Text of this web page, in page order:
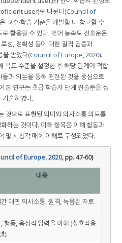
user)로 나뉜다(Council of
교수·학습 기준을 개발할 때 참고할 수
활용될 수 있다. 언어 능숙도 진술문은
성, 정확성 등에 대한 질적 검증과
을 받았다(Council of Europe, 2020).
목표 수준을 설정한 후 해당 단계에 적합
과 의논을 통해 관련된 것을 중심으로
본 연구는 초급 학습자 단계 진술문을 성
기술하였다.
것으로 표현된 의미와 의사소통 의도를
하는 것이다. 이해 항목은 이해 활동과
및 시청각 매체 이해로 구성되었다.
of Europe, 2020, pp. 47-60)
내용
대면 의사소통, 원격, 녹음된 자료
행동, 음성적 입력을 이해 (상호작용
)